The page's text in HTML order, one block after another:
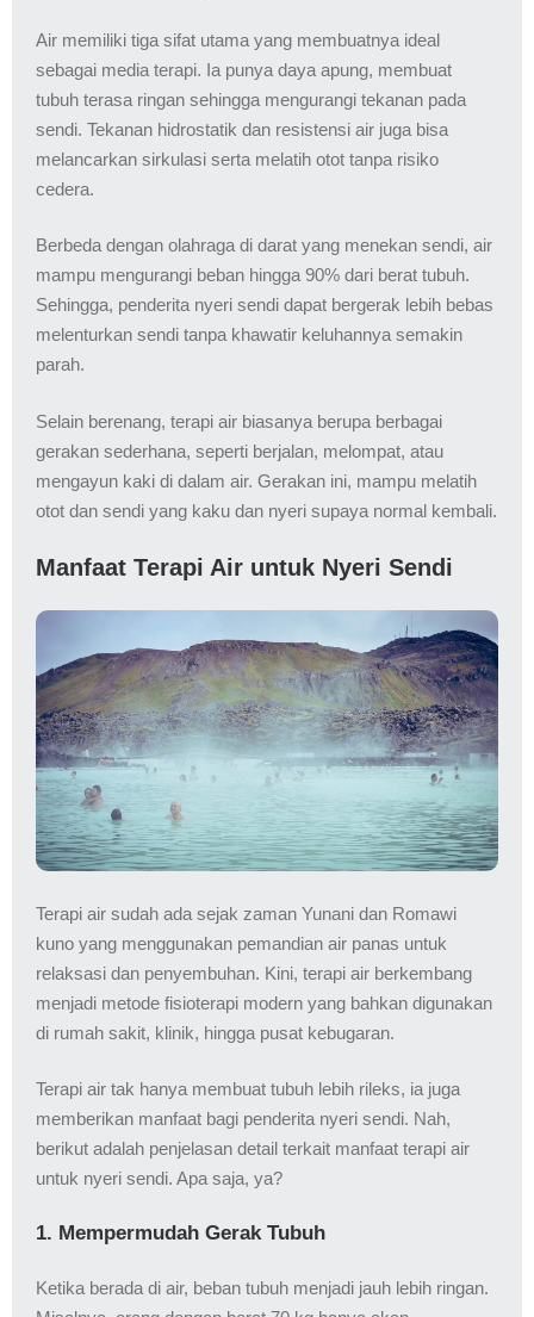
Air memiliki tiga sifat utama yang membuatnya ideal
sebagai media terapi. Ia punya daya apung, membuat
tubuh terasa ringan sehingga mengurangi tekanan pada
sendi. Tekanan hidrostatik dan resistensi air juga bisa
melancarkan sirkulasi serta melatih otot tanpa risiko
cedera.
Berbeda dengan olahraga di darat yang menekan sendi, air
mampu mengurangi beban hingga 90% dari berat tubuh.
Sehingga, penderita nyeri sendi dapat bergerak lebih bebas
melenturkan sendi tanpa khawatir keluhannya semakin
parah.
Selain berenang, terapi air biasanya berupa berbagai
gerakan sederhana, seperti berjalan, melompat, atau
mengayun kaki di dalam air. Gerakan ini, mampu melatih
otot dan sendi yang kaku dan nyeri supaya normal kembali.
Manfaat Terapi Air untuk Nyeri Sendi
Terapi air sudah ada sejak zaman Yunani dan Romawi
kuno yang menggunakan pemandian air panas untuk
relaksasi dan penyembuhan. Kini, terapi air berkembang
menjadi metode fisioterapi modern yang bahkan digunakan
di rumah sakit, klinik, hingga pusat kebugaran.
Terapi air tak hanya membuat tubuh lebih rileks, ia juga
memberikan manfaat bagi penderita nyeri sendi. Nah,
berikut adalah penjelasan detail terkait manfaat terapi air
untuk nyeri sendi. Apa saja, ya?
1. Mempermudah Gerak Tubuh
Ketika berada di air, beban tubuh menjadi jauh lebih ringan.